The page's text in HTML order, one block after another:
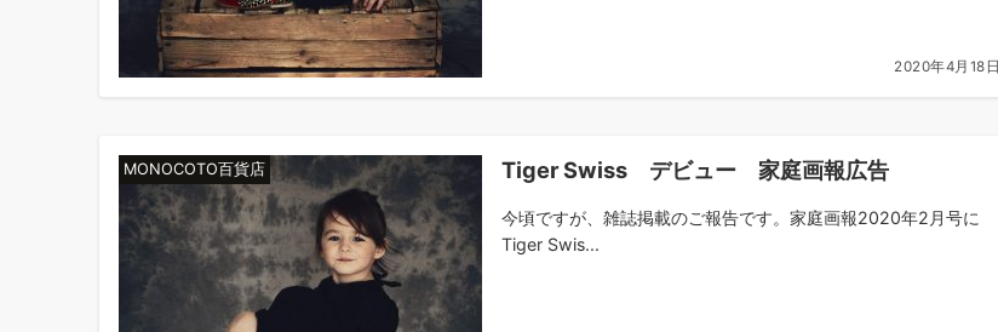
2020年4月18日
MONOCOTO百貨店 Tiger Swiss デビュー 家庭画報広告
今頃ですが、雑誌掲載のご報告です。家庭画報2020年2月号に
Tiger Swis...